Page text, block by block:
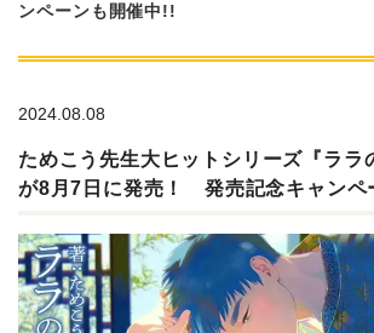
ンペーンも開催中!!
2024.08.08
ためこう先生大ヒットシリーズ『ララ
が8月7日に発売！ 発売記念キャンペ